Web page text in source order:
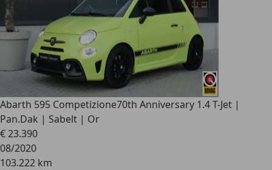
Abarth 595 Competizione70th Anniversary 1.4 T-Jet |
Pan.Dak | Sabelt | Or
€ 23.390
08/2020
103.222 km